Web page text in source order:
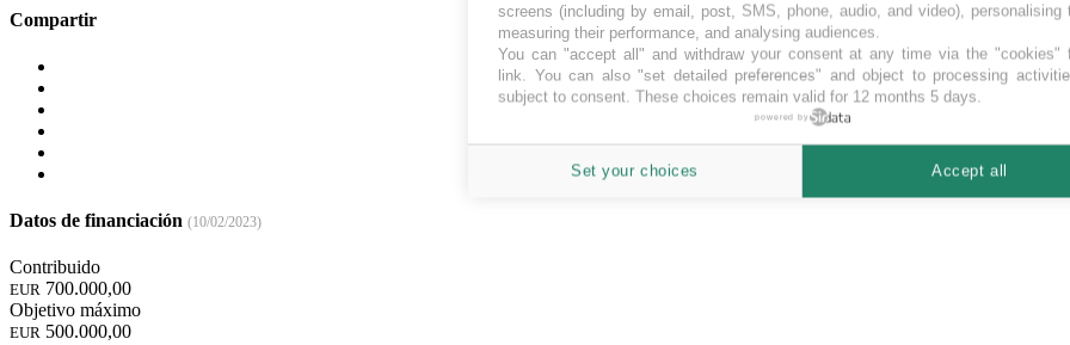
Compartir
Datos de financiación (10/02/2023)
Contribuido
EUR 700.000,00
Objetivo máximo
EUR 500.000,00
screens (including by email, post, SMS, phone, audio, and video), personalising
measuring their performance, and analysing audiences.
You can "accept all" and withdraw your consent at any time via the "cookies"
link. You can also "set detailed preferences" and object to processing
subject to consent. These choices remain valid for 12 months 5 days.
powered by
Set your choices Accept all